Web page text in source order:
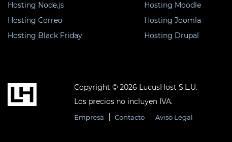
Hosting Node.js
Hosting Correo
Hosting Black Friday
Hosting Moodle
Hosting Joomla
Hosting Drupal
Copyright © 2026 LucusHost S.L.U.
Los precios no incluyen IVA.
Empresa Contacto Aviso Legal